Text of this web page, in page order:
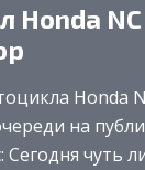
Honda NC
Honda
на
Сегодня чуть